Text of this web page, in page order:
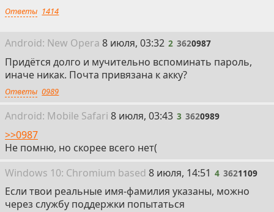
Ответы 1414
Android: New Opera 2
8 июля, 03:32 2 3620987
Придётся долго и мучительно вспоминать пароль,
иначе никак. Почта привязана к акку?
Ответы 0989
Android: Mobile Safari 3
8 июля, 03:43 3 3620989
>>0987
Не помню, но скорее всего нет(
Windows 10: Chromium based 4
8 июля, 14:51 4 3621109
Если твои реальные имя-фамилия указаны, можно
через службу поддержки попытаться